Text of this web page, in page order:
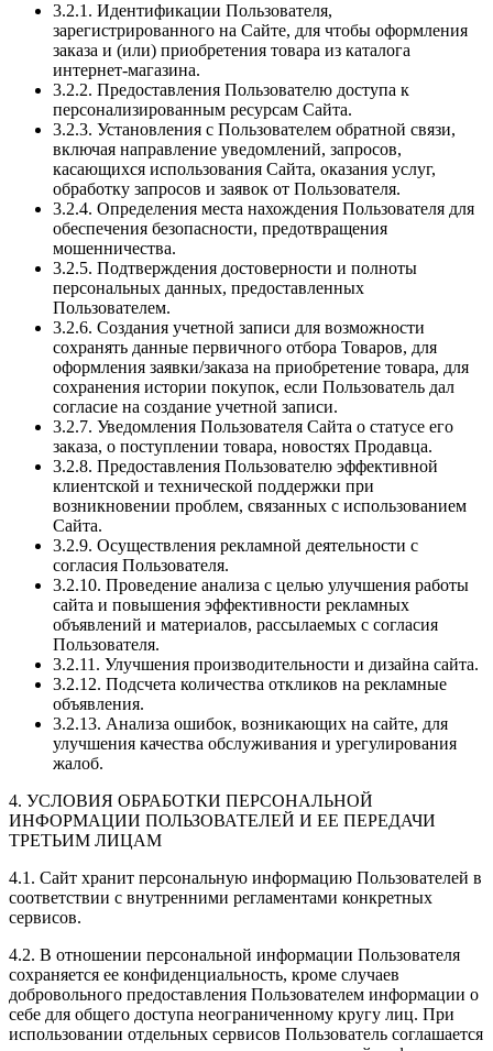
3.2.1. Идентификации Пользователя,
зарегистрированного на Сайте, для чтобы оформления
заказа и (или) приобретения товара из каталога
интернет-магазина.
3.2.2. Предоставления Пользователю доступа к
персонализированным ресурсам Сайта.
3.2.3. Установления с Пользователем обратной связи,
включая направление уведомлений, запросов,
касающихся использования Сайта, оказания услуг,
обработку запросов и заявок от Пользователя.
3.2.4. Определения места нахождения Пользователя для
обеспечения безопасности, предотвращения
мошенничества.
3.2.5. Подтверждения достоверности и полноты
персональных данных, предоставленных
Пользователем.
3.2.6. Создания учетной записи для возможности
сохранять данные первичного отбора Товаров, для
оформления заявки/заказа на приобретение товара, для
сохранения истории покупок, если Пользователь дал
согласие на создание учетной записи.
3.2.7. Уведомления Пользователя Сайта о статусе его
заказа, о поступлении товара, новостях Продавца.
3.2.8. Предоставления Пользователю эффективной
клиентской и технической поддержки при
возникновении проблем, связанных с использованием
Сайта.
3.2.9. Осуществления рекламной деятельности с
согласия Пользователя.
3.2.10. Проведение анализа с целью улучшения работы
сайта и повышения эффективности рекламных
объявлений и материалов, рассылаемых с согласия
Пользователя.
3.2.11. Улучшения производительности и дизайна сайта.
3.2.12. Подсчета количества откликов на рекламные
объявления.
3.2.13. Анализа ошибок, возникающих на сайте, для
улучшения качества обслуживания и урегулирования
жалоб.
4. УСЛОВИЯ ОБРАБОТКИ ПЕРСОНАЛЬНОЙ
ИНФОРМАЦИИ ПОЛЬЗОВАТЕЛЕЙ И ЕЕ ПЕРЕДАЧИ
ТРЕТЬИМ ЛИЦАМ
4.1. Сайт хранит персональную информацию Пользователей в
соответствии с внутренними регламентами конкретных
сервисов.
4.2. В отношении персональной информации Пользователя
сохраняется ее конфиденциальность, кроме случаев
добровольного предоставления Пользователем информации о
себе для общего доступа неограниченному кругу лиц. При
использовании отдельных сервисов Пользователь соглашается